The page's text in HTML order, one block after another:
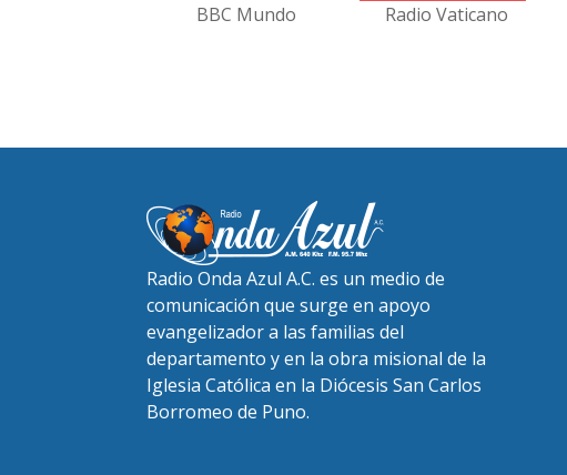
BBC Mundo Radio Vaticano
Radio Onda Azul A.C. es un medio de
comunicación que surge en apoyo
evangelizador a las familias del
departamento y en la obra misional de la
Iglesia Católica en la Diócesis San Carlos
Borromeo de Puno.